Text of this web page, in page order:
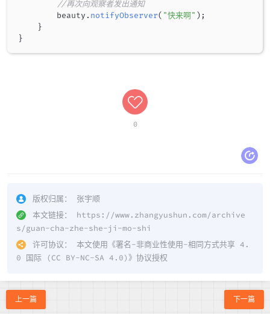
//再次向观察者发出通知
        beauty
. notifyObserver( "快来啊" ) ;
}
}
0
版权归属：
张宇顺
本文链接：
https://www.zhangyushun.com/archive
s/guan-cha-zhe-she-ji-mo-shi
许可协议：
本文使用《署名-非商业性使用-相同方式共享 4.
0 国际 (CC BY-NC-SA 4.0)》协议授权
上一篇 下一篇